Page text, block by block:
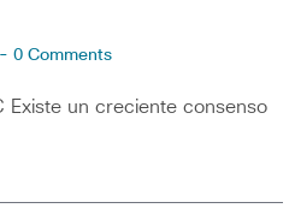
0 Comments
Existe un creciente consenso